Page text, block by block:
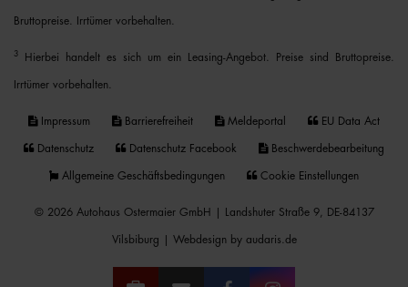
Bruttopreise. Irrtümer vorbehalten.
3 Hierbei handelt es sich um ein Leasing-Angebot. Preise sind Bruttopreise.
Irrtümer vorbehalten.
Impressum Barrierefreiheit Meldeportal EU Data Act
Datenschutz Datenschutz Facebook Beschwerdebearbeitung
Allgemeine Geschäftsbedingungen Cookie Einstellungen
© 2026 Autohaus Ostermaier GmbH | Landshuter Straße 9, DE-84137
Vilsbiburg | Webdesign by audaris.de